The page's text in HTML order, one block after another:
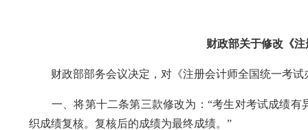
财政部关于修改《
财政部部务会议决定，对《注册会计师全国统一考试
一、将第十二条第三款修改为：“考生对考试成绩有
织成绩复核。复核后的成绩为最终成绩。”